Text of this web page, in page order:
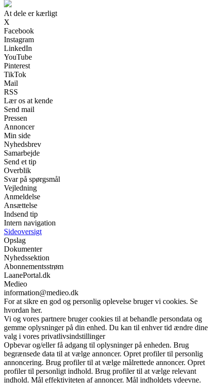
At dele er kærligt
X
Facebook
Instagram
LinkedIn
YouTube
Pinterest
TikTok
Mail
RSS
Lær os at kende
Send mail
Pressen
Annoncer
Min side
Nyhedsbrev
Samarbejde
Send et tip
Overblik
Svar på spørgsmål
Vejledning
Anmeldelse
Ansættelse
Indsend tip
Intern navigation
Sideoversigt
Opslag
Dokumenter
Nyhedssektion
Abonnementsstrøm
LaanePortal.dk
Medieo
information@medieo.dk
For at sikre en god og personlig oplevelse bruger vi cookies. Se
hvordan her.
Vi og vores partnere bruger cookies til at behandle persondata og
gemme oplysninger på din enhed. Du kan til enhver tid ændre dine
valg i vores privatlivsindstillinger
Opbevar og/eller få adgang til oplysninger på enheden. Brug
begrænsede data til at vælge annoncer. Opret profiler til personlig
annoncering. Brug profiler til at vælge målrettede annoncer. Opret
profiler til personligt indhold. Brug profiler til at vælge relevant
indhold. Mål effektiviteten af annoncer. Mål indholdets ydeevne.